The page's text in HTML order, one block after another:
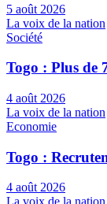
5 août 2026
La voix de la nation
Société
Togo : Plus de
4 août 2026
La voix de la nation
Economie
Togo :
4 août 2026